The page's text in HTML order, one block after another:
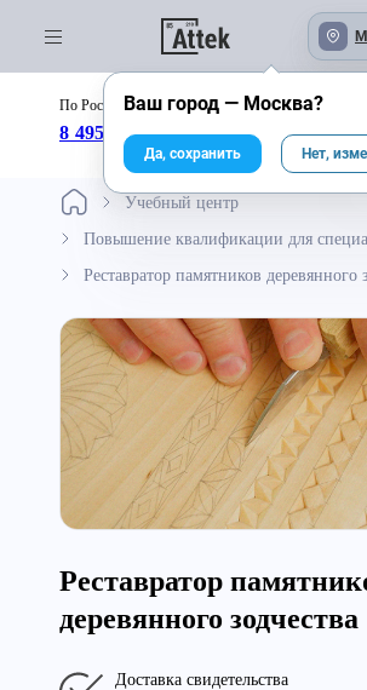
По России бесплатно:
8 495 246-04-43 8
Учебный центр
Повышение квалификации для
Реставратор памятников деревянного
Реставратор
деревянного зодчества
Доставка свидетельства
Ваш город — Москва?
Да, сохранить Нет,